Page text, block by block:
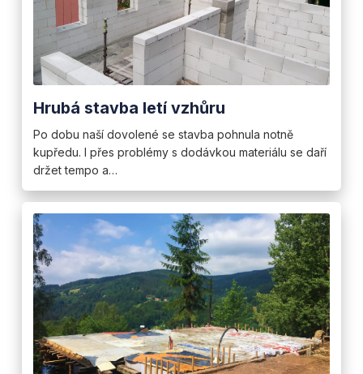
Hrubá stavba letí vzhůru
Po dobu naší dovolené se stavba pohnula notně
kupředu. I přes problémy s dodávkou materiálu se daří
držet tempo a…